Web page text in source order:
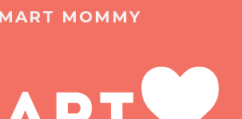
MOMMY